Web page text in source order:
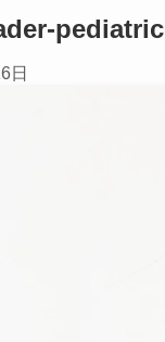
pediatric
日